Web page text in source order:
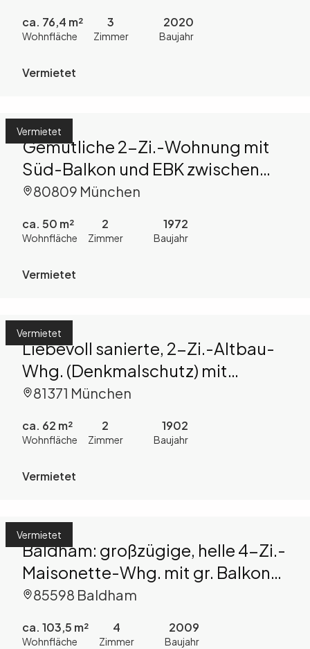
ca. 76,4 m²
Wohnfläche
3
Zimmer
2020
Baujahr
Vermietet
Vermietet
Gemütliche 2-Zi.-Wohnung mit
Süd-Balkon und EBK zwischen
Olympiapark und Luitpoldpark
80809 München
ca. 50 m²
Wohnfläche
2
Zimmer
1972
Baujahr
Vermietet
Vermietet
Liebevoll sanierte, 2-Zi.-Altbau-
Whg. (Denkmalschutz) mit
schöner Wohnküche im
81371 München
ca. 62 m²
Wohnfläche
2
Zimmer
1902
Baujahr
Vermietet
Vermietet
Baldham: großzügige, helle 4-Zi.-
Maisonette-Whg. mit gr. Balkon
im 1.OG/ DG eines
85598 Baldham
ca. 103,5 m²
Wohnfläche
4
Zimmer
2009
Baujahr